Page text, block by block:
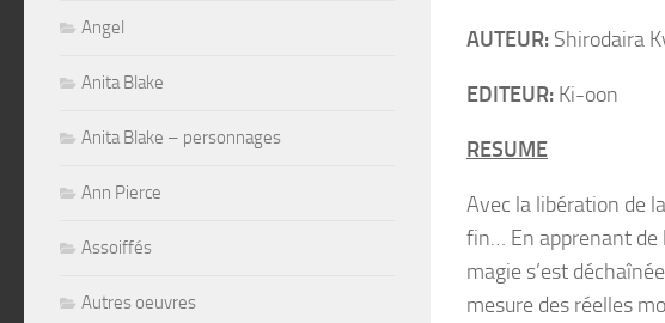
AUTEUR: Shirodaira
EDITEUR: Ki-oon
RESUME
Avec la libération de
fin… En apprenant de
magie s’est
mesure des réelles
Angel
Anita Blake
Anita Blake – personnages
Ann Pierce
Assoiffés
Autres oeuvres